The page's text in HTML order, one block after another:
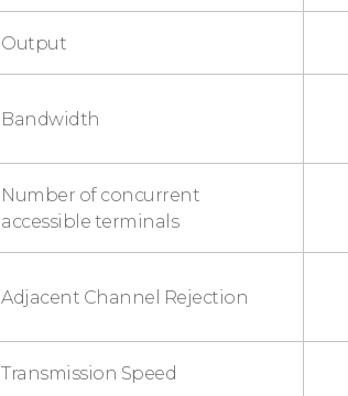
Output
Bandwidth
Number of concurrent
accessible terminals
Adjacent Channel Rejection
Transmission Speed